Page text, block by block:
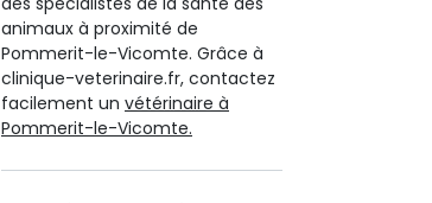
animaux à proximité de
Pommerit-le-Vicomte. Grâce à
clinique-veterinaire.fr, contactez
facilement un vétérinaire à
Pommerit-le-Vicomte.